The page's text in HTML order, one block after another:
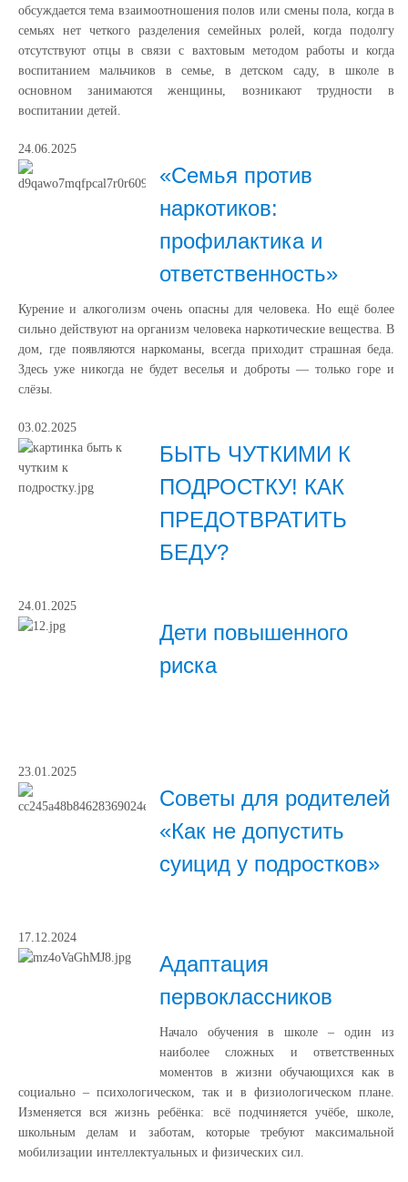
обсуждается тема взаимоотношения полов или смены пола, когда в
семьях нет четкого разделения семейных ролей, когда подолгу
отсутствуют отцы в связи с вахтовым методом работы и когда
воспитанием мальчиков в семье, в детском саду, в школе в
основном занимаются женщины, возникают трудности в
воспитании детей.
24.06.2025
«Семья против
наркотиков:
профилактика и
ответственность»
Курение и алкоголизм очень опасны для человека. Но ещё более
сильно действуют на организм человека наркотические вещества. В
дом, где появляются наркоманы, всегда приходит страшная беда.
Здесь уже никогда не будет веселья и доброты — только горе и
слёзы.
03.02.2025
БЫТЬ ЧУТКИМИ К
ПОДРОСТКУ! КАК
ПРЕДОТВРАТИТЬ
БЕДУ?
24.01.2025
Дети повышенного
риска
23.01.2025
Советы для родителей
«Как не допустить
суицид у подростков»
17.12.2024
Адаптация
первоклассников
Начало обучения в школе – один из
наиболее сложных и ответственных
моментов в жизни обучающихся как в
социально – психологическом, так и в физиологическом плане.
Изменяется вся жизнь ребёнка: всё подчиняется учёбе, школе,
школьным делам и заботам, которые требуют максимальной
мобилизации интеллектуальных и физических сил.